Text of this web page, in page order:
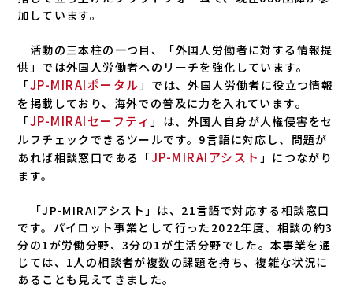
加しています。
活動の三本柱の一つ目、「外国人労働者に対する情報提
供」では外国人労働者へのリーチを強化しています。
「JP-MIRAIポータル 」では、外国人労働者に役立つ情報
を掲載しており、海外での普及に力を入れています。
「JP-MIRAIセーフティ 」は、外国人自身が人権侵害をセ
ルフチェックできるツールです。9言語に対応し、問題が
あれば相談窓口である「JP-MIRAIアシスト 」につながり
ます。
「JP-MIRAIアシスト」は、21言語で対応する相談窓口
です。パイロット事業として行った2022年度、相談の約3
分の1が労働分野、3分の1が生活分野でした。本事業を通
じては、1人の相談者が複数の課題を持ち、複雑な状況に
あることも見えてきました。